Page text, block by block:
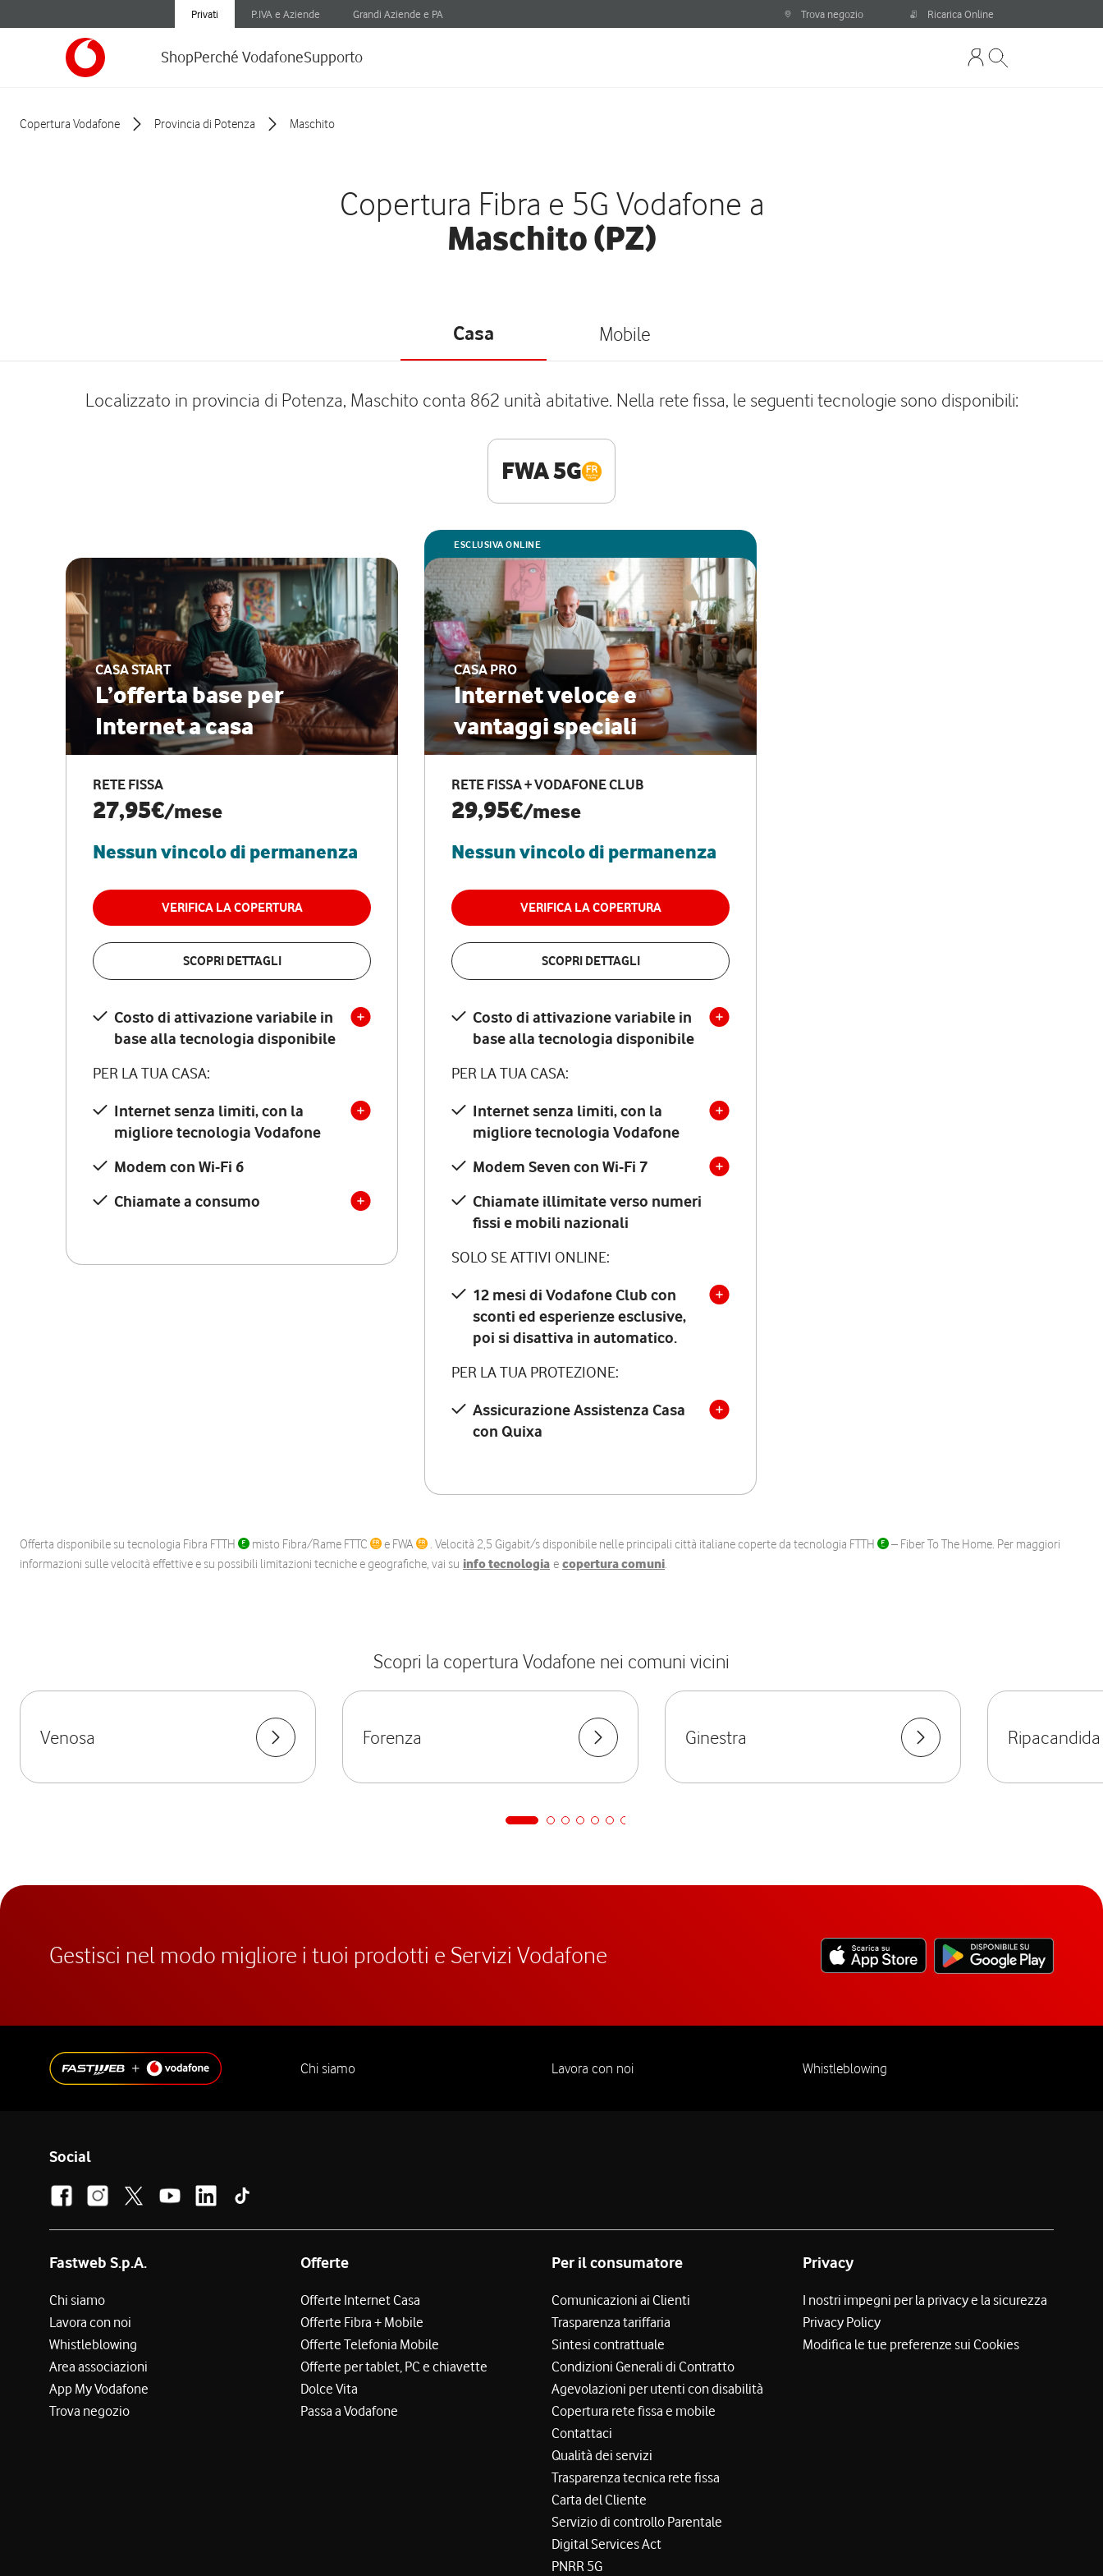
Privati P.IVA e Aziende Grandi Aziende e PA Trova negozio Ricarica Online
ShopPerché VodafoneSupporto
Copertura Vodafone Provincia di Potenza Maschito
Copertura Fibra e 5G Vodafone a
Maschito (PZ)
Casa Mobile
Localizzato in provincia di Potenza, Maschito conta 862 unità abitative. Nella rete fissa, le seguenti tecnologie sono disponibili:
FWA 5G
CASA START
L’offerta base per
Internet a casa
RETE FISSA
27,95€/mese
Nessun vincolo di permanenza
VERIFICA LA COPERTURA
SCOPRI DETTAGLI
Costo di attivazione variabile in
base alla tecnologia disponibile
PER LA TUA CASA:
Internet senza limiti, con la
migliore tecnologia Vodafone
Modem con Wi-Fi 6
Chiamate a consumo
ESCLUSIVA ONLINE
CASA PRO
Internet veloce e
vantaggi speciali
RETE FISSA + VODAFONE CLUB
29,95€/mese
Nessun vincolo di permanenza
VERIFICA LA COPERTURA
SCOPRI DETTAGLI
Costo di attivazione variabile in
base alla tecnologia disponibile
PER LA TUA CASA:
Internet senza limiti, con la
migliore tecnologia Vodafone
Modem Seven con Wi-Fi 7
Chiamate illimitate verso numeri
fissi e mobili nazionali
SOLO SE ATTIVI ONLINE:
12 mesi di Vodafone Club con
sconti ed esperienze esclusive,
poi si disattiva in automatico.
PER LA TUA PROTEZIONE:
Assicurazione Assistenza Casa
con Quixa
Offerta disponibile su tecnologia Fibra FTTH misto Fibra/Rame FTTC e FWA . Velocità 2,5 Gigabit/s disponibile nelle principali città italiane coperte da tecnologia FTTH
– Fiber To The Home. Per maggiori
informazioni sulle velocità effettive e su possibili limitazioni tecniche e geografiche, vai su info tecnologia e copertura comuni.
Scopri la copertura Vodafone nei comuni vicini
Venosa Forenza Ginestra Ripacandida
Gestisci nel modo migliore i tuoi prodotti e Servizi Vodafone
Chi siamo Lavora con noi Whistleblowing
Social
Fastweb S.p.A.
Chi siamo
Lavora con noi
Whistleblowing
Area associazioni
App My Vodafone
Trova negozio
Offerte
Offerte Internet Casa
Offerte Fibra + Mobile
Offerte Telefonia Mobile
Offerte per tablet, PC e chiavette
Dolce Vita
Passa a Vodafone
Per il consumatore
Comunicazioni ai Clienti
Trasparenza tariffaria
Sintesi contrattuale
Condizioni Generali di Contratto
Agevolazioni per utenti con disabilità
Copertura rete fissa e mobile
Contattaci
Qualità dei servizi
Trasparenza tecnica rete fissa
Carta del Cliente
Servizio di controllo Parentale
Digital Services Act
PNRR 5G
Privacy
I nostri impegni per la privacy e la sicurezza
Privacy Policy
Modifica le tue preferenze sui Cookies